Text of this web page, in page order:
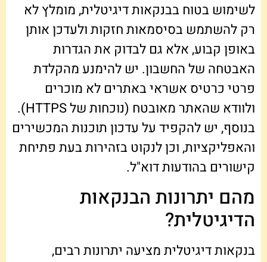
לשימוש בטוח בבנקאות דיגיטלית, מומלץ לא
רק להשתמש בסיסמאות חזקות ולעדכן אותן
באופן קבוע, אלא גם לבדוק את הגדרות
האבטחה של החשבון. יש להימנע מהקלדת
פרטי כרטיס אשראי באתרים לא מוכרים
ולוודא שהאתר מאובטח (נוכחות של HTTPS).
בנוסף, יש להקפיד על עדכון תוכנות המכשירים
והאפליקציות, וכן לנקוט בזהירות בעת פתיחת
קישורים בהודעות דוא"ל.
מהם יתרונות הבנקאות
הדיגיטלית?
בנקאות דיגיטלית מציעה יתרונות רבים,